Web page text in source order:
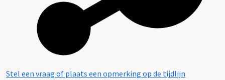
Stel een vraag of plaats een opmerking op de tijdlijn